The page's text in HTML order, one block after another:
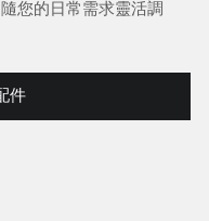
您的日常需求靈活調
件